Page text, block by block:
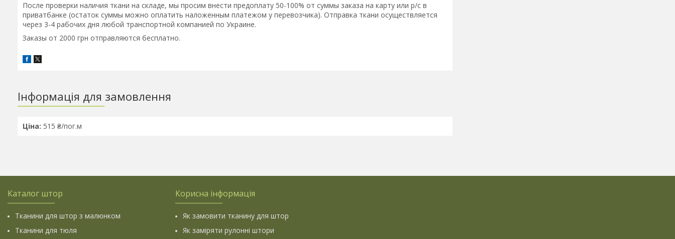
После проверки наличия ткани на складе, мы просим внести предоплату 50-100% от суммы заказа на карту или р/с в
приватбанке (остаток суммы можно оплатить наложенным платежом у перевозчика). Отправка ткани осуществляется
через 3-4 рабочих дня любой транспортной компанией по Украине.
Заказы от 2000 грн отправляются бесплатно.
Інформація для замовлення
Ціна: 515 ₴/пог.м
Каталог штор
Тканини для штор з малюнком
Тканини для тюля
Корисна інформація
Як замовити тканину для штор
Як заміряти рулонні штори